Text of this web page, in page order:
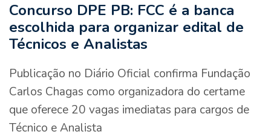
Concurso DPE PB: FCC é a banca
escolhida para organizar edital de
Técnicos e Analistas
Publicação no Diário Oficial confirma Fundação
Carlos Chagas como organizadora do certame
que oferece 20 vagas imediatas para cargos de
Técnico e Analista